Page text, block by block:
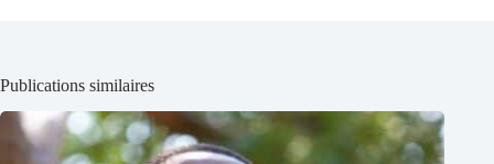
Publications similaires